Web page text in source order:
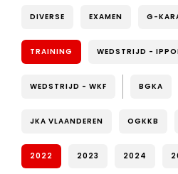
DIVERSE EXAMEN G-
TRAINING WEDSTRIJD -
WEDSTRIJD - WKF BGKA
JKA VLAANDEREN OGKKB
2022 2023 2024